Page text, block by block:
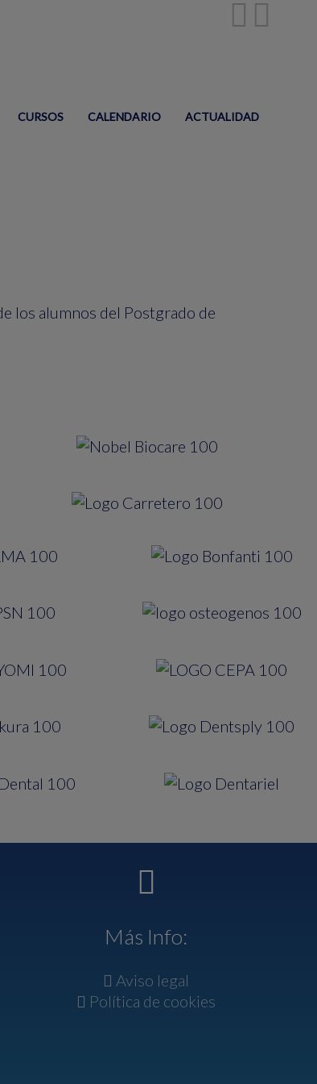
CURSOS CALENDARIO ACTUALIDAD
los alumnos del Postgrado de
Más Info:
Aviso legal
Política de cookies